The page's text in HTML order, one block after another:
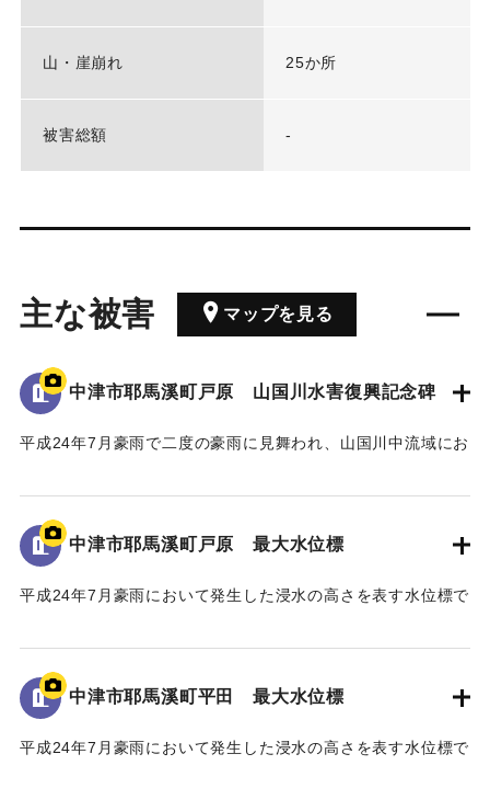
山・崖崩れ 25か所
被害総額 -
主な被害 マップを見る
中津市耶馬溪町戸原 山国川水害復興記念碑
平成24年7月豪雨で二度の豪雨に見舞われ、山国川中流域にお
溪町平田地区・戸原地区で約70戸の家屋が浸水したことが記
された石碑。
山国川水害復興記念碑
び観測史上二番目となる記録的豪雨に二度も見舞われ、未曾
有の被害を受けた。
山国川中流域では、この二度の豪雨により、それぞれ約二
中津市耶馬溪町戸原 最大水位標
平成24年7月豪雨において発生した浸水の高さを表す水位標で
地面から70cmの位置に水位が示されている。
｜固有コード: 09922072
中津市耶馬溪町平田 最大水位標
平成24年7月豪雨において発生した浸水の高さを表す水位標で